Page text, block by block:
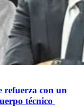
refuerza con un
técnico